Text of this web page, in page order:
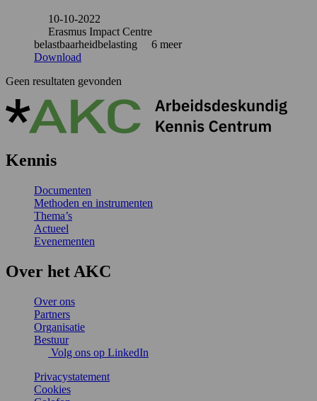
10-10-2022
Erasmus Impact Centre
belastbaarheidbelasting
6 meer
Download
Geen resultaten gevonden
Kennis
Documenten
Methoden en instrumenten
Thema’s
Actueel
Evenementen
Over het AKC
Over ons
Partners
Organisatie
Bestuur
Volg ons op LinkedIn
Privacystatement
Cookies